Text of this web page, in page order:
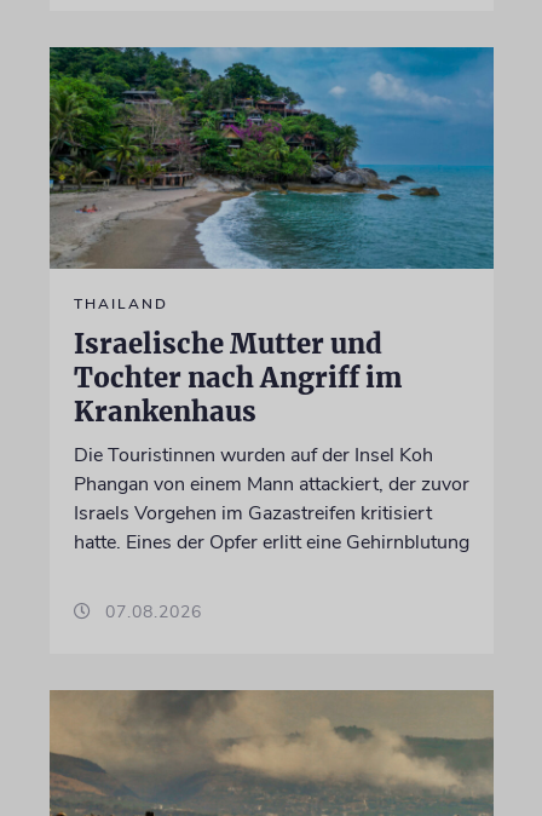
THAILAND
Israelische Mutter und
Tochter nach Angriff im
Krankenhaus
Die Touristinnen wurden auf der Insel Koh
Phangan von einem Mann attackiert, der zuvor
Israels Vorgehen im Gazastreifen kritisiert
hatte. Eines der Opfer erlitt eine Gehirnblutung
07.08.2026